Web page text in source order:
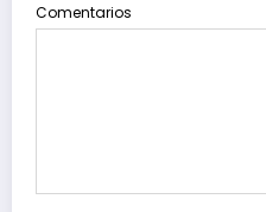
Comentarios